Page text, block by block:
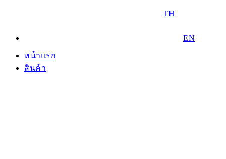
TH
EN
หน้าแรก
สินค้า